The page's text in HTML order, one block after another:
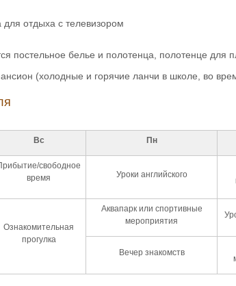
отдыха с телевизором
постельное белье и полотенца, полотенце для
(холодные и горячие ланчи в школе, во
Вс Пн
свободное
время
Уроки английского
Ознакомительная
прогулка
Аквапарк или спортивные
мероприятия
Вечер знакомств